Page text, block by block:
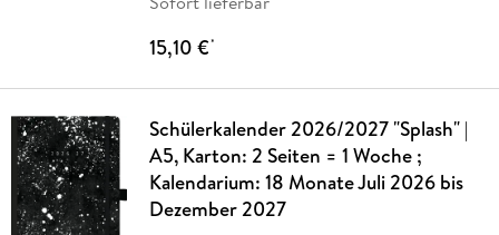
15,10 €*
Schülerkalender 2026/2027 "Splash" |
A5, Karton: 2 Seiten = 1 Woche ;
Kalendarium: 18 Monate Juli 2026 bis
Dezember 2027